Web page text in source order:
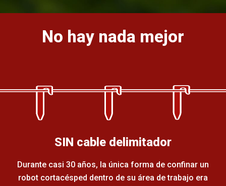
No hay nada mejor
SIN cable delimitador
Durante casi 30 años, la única forma de confinar un
robot cortacésped dentro de su área de trabajo era